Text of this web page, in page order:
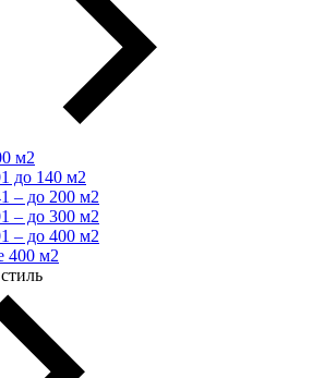
м2
до 140 м2
– до 200 м2
– до 300 м2
– до 400 м2
400 м2